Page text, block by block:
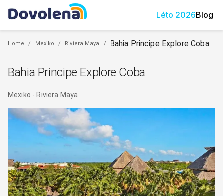
Léto 2026Blog
Home / Mexiko / Riviera Maya / Bahia Principe Explore Coba
Bahia Principe Explore Coba
Mexiko - Riviera Maya